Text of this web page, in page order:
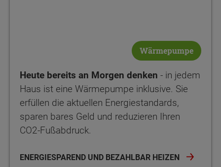
Wärmepumpe
Heute bereits an Morgen denken - in jedem
Haus ist eine Wärmepumpe inklusive. Sie
erfüllen die aktuellen Energiestandards,
sparen bares Geld und reduzieren Ihren
CO2-Fußabdruck.
ENERGIESPAREND UND BEZAHLBAR HEIZEN